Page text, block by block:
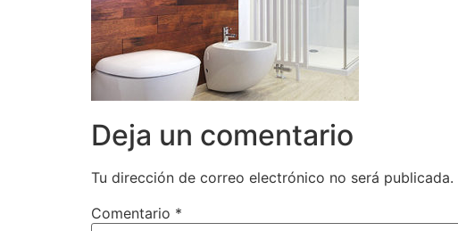
Deja un comentario
Tu dirección de correo electrónico no será publicada.
Comentario *